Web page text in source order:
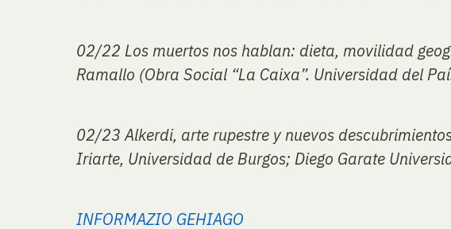
02/22 Los muertos nos hablan: dieta, movilidad
Ramallo (Obra Social “La Caixa”. Universidad del
02/23 Alkerdi, arte rupestre y nuevos
Iriarte, Universidad de Burgos; Diego Garate
INFORMAZIO GEHIAGO